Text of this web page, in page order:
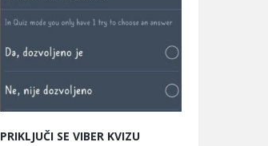
PRIKLJUČI SE VIBER KVIZU